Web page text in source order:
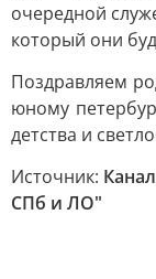
очередной
который они
Поздравляем
юному
детства и
Источник:
СПб и ЛО"